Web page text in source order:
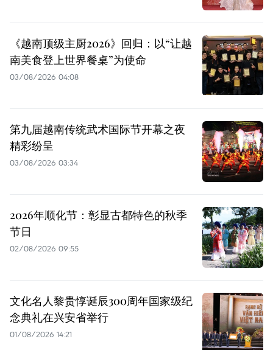
《越南顶级主厨2026》回归：以“让越
南美食登上世界餐桌”为使命
03/08/2026 04:08
第九届越南传统武术国际节开幕之夜
精彩纷呈
03/08/2026 03:34
2026年顺化节：彰显古都特色的秋季
节日
02/08/2026 09:55
文化名人黎贵惇诞辰300周年国家级纪
念典礼在兴安省举行
01/08/2026 14:21